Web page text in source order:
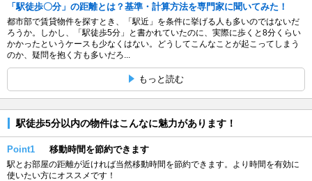
「駅徒歩〇分」の距離とは？基準・計算方法を専門家に聞いてみた！
都市部で賃貸物件を探すとき、「駅近」を条件に挙げる人も多いのではないだ
ろうか。しかし、「駅徒歩5分」と書かれていたのに、実際に歩くと8分くらい
かかったというケースも少なくはない。どうしてこんなことが起こってしまう
のか、疑問を抱く方も多いだろ...
もっと読む
駅徒歩5分以内の物件はこんなに魅力があります！
Point1 移動時間を節約できます
駅とお部屋の距離が近ければ当然移動時間を節約できます。より時間を有効に
使いたい方にオススメです！